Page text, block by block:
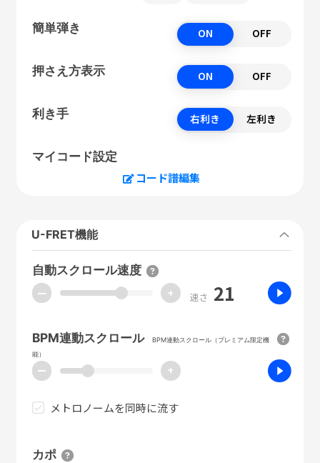
簡単弾き ON OFF
押さえ方表示 ON OFF
利き手 右利き 左利き
マイコード設定
コード譜編集
U-FRET機能
自動スクロール速度
ー + 速さ 21
BPM連動スクロール
BPM連動スクロール（プレミアム限定機
能）
ー +
メトロノームを同時に流す
カポ